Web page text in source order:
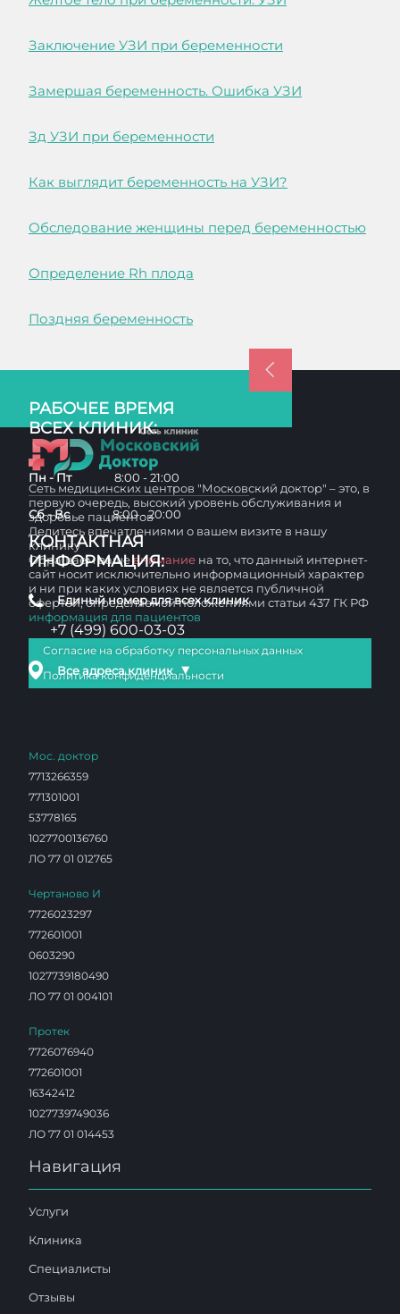
Заключение УЗИ при беременности
Замершая беременность. Ошибка УЗИ
Зд УЗИ при беременности
Как выглядит беременность на УЗИ?
Обследование женщины перед беременностью
Определение Rh плода
Поздняя беременность
РАБОЧЕЕ ВРЕМЯ
ВСЕХ КЛИНИК:
Пн - Пт 8:00 - 21:00
Сб - Вс 8:00 - 20:00
КОНТАКТНАЯ
ИНФОРМАЦИЯ:
Единый номер для всех клиник
+7 (499) 600-03-03
Все адреса клиник ▼
Сеть медицинских центров "Московский доктор" – это, в
первую очередь, высокий уровень обслуживания и
здоровье пациентов
Делитесь впечатлениями о вашем визите в нашу
клинику
Обращаем вашевнимание на то, что данный интернет-
сайт носит исключительно информационный характер
и ни при каких условиях не является публичной
офертой, определяемой положениями статьи 437 ГК РФ
информация для пациентов
Согласие на обработку персональных данных
Политика конфиденциальности
Мос. доктор
7713266359
771301001
53778165
1027700136760
ЛО 77 01 012765
Чертаново И
7726023297
772601001
0603290
1027739180490
ЛО 77 01 004101
Протек
7726076940
772601001
16342412
1027739749036
ЛО 77 01 014453
Навигация
Услуги
Клиника
Специалисты
Отзывы